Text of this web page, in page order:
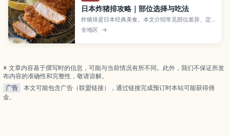
日本炸猪排攻略｜部位选择与吃法
炸猪排是日本经典美食。本文介绍常见部位差异、定
食点餐方式和吃法要点，帮助赴日游客轻松吃懂日式
炸猪排。
全地区 →
※ 文章内容基于撰写时的信息，可能与当前情况有所不同。此外，我们不保证所发
布内容的准确性和完整性，敬请谅解。
广告
本文可能包含广告（联盟链接），通过链接完成预订时本站可能获得佣
金。